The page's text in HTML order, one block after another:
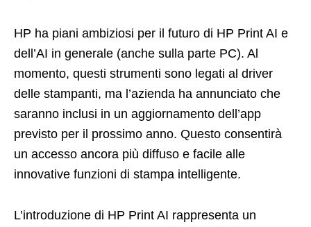
HP ha piani ambiziosi per il futuro di HP Print AI e
dell’AI in generale (anche sulla parte PC). Al
momento, questi strumenti sono legati al driver
delle stampanti, ma l’azienda ha annunciato che
saranno inclusi in un aggiornamento dell’app
previsto per il prossimo anno. Questo consentirà
un accesso ancora più diffuso e facile alle
innovative funzioni di stampa intelligente.
L’introduzione di HP Print AI rappresenta un